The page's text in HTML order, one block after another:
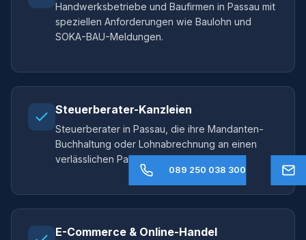
Handwerksbetriebe und Baufirmen in Passau mit
speziellen Anforderungen wie Baulohn und
SOKA-BAU-Meldungen.
Steuerberater-Kanzleien
Steuerberater in Passau, die ihre Mandanten-
Buchhaltung oder Lohnabrechnung an einen
verlässlichen Partner auslagern möchten.
E-Commerce & Online-Handel
089 250 038 300